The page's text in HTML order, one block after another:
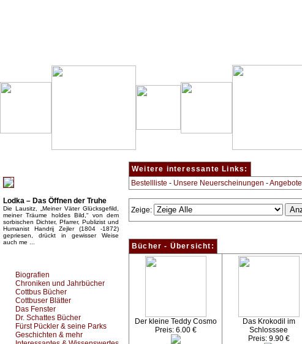
Lodka – Das Öffnen der Truhe
Die Lausitz, „Meiner Väter Glücksgefild,
meiner Träume holdes Bild,“ von dem
sorbischen Dichter, Pfarrer, Publizist und
Humanist Handrij Zejler (1804 -1872)
gepriesen, drückt in gewisser Weise
auch me ...
Biografien
Chroniken und Jahrbücher
Cottbus Bücher
Cottbuser Blätter
Das Fenster
Dr. Schattes Bücher
Fürst Pückler & seine Parks
Geschichten & mehr
Weitere interessante Links:
Bestellliste - Unsere Neuerscheinungen -Angebote
Zeige:
Bücher - Übersicht:
Der kleine Teddy Cosmo
Preis: 6.00 €
Das Krokodil im
Schlosssee
Preis: 9.90 €